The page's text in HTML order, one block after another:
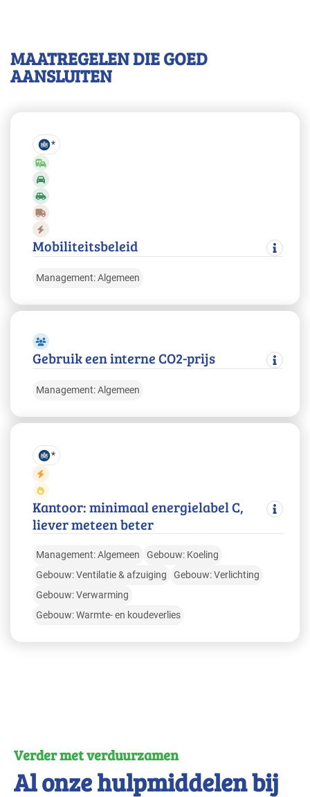
Zorg - zorginstellingen Basis
MAATREGELEN DIE GOED
AANSLUITEN
Mobiliteitsbeleid
Management: Algemeen
*
Gebruik een interne CO2-prijs
Management: Algemeen
Kantoor: minimaal energielabel C,
liever meteen beter
Management: Algemeen
Gebouw: Koeling
Gebouw: Ventilatie & afzuiging
Gebouw: Verlichting
Gebouw: Verwarming
Gebouw: Warmte- en koudeverlies
*
Verder met verduurzamen
Al onze hulpmiddelen bij